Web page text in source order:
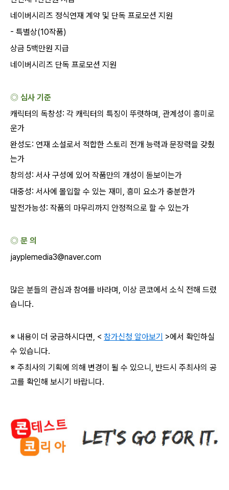
네이버시리즈 정식연재 계약 및 단독 프로모션 지원
- 특별상(10작품)
상금 5백만원 지급
네이버시리즈 단독 프로모션 지원
◎ 심사 기준
캐릭터의 독창성: 각 캐릭터의 특징이 뚜렷하며, 관계성이 흥미로
운가
완성도: 연재 소설로서 적합한 스토리 전개 능력과 문장력을 갖췄
는가
창의성: 서사 구성에 있어 작품만의 개성이 돋보이는가
대중성: 서사에 몰입할 수 있는 재미 , 흥미 요소가 충분한가
발전가능성: 작품의 마무리까지 안정적으로 할 수 있는가
◎ 문 의
jayplemedia3@naver.com
많은 분들의 관심과 참여를 바라며, 이상 콘코에서 소식 전해 드렸
습니다.
※ 내용이 더 궁금하시다면, < 참가신청 알아보기 >에서 확인하실
수 있습니다.
※ 주최사의 기획에 의해 변경이 될 수 있으니, 반드시 주최사의 공
고를 확인해 보시기 바랍니다.